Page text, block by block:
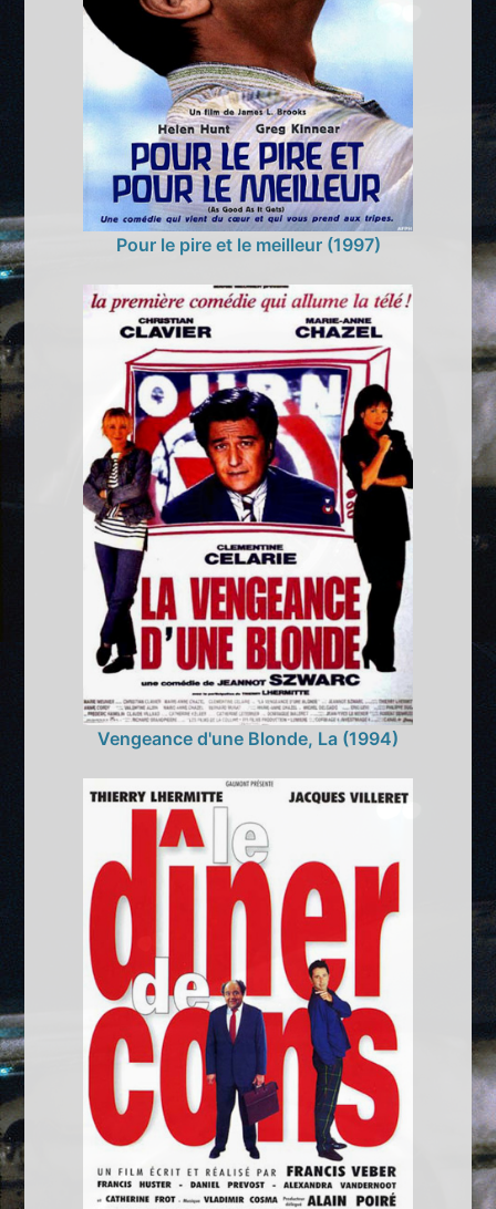
Pour le pire et le meilleur (1997)
Vengeance d'une Blonde, La (1994)